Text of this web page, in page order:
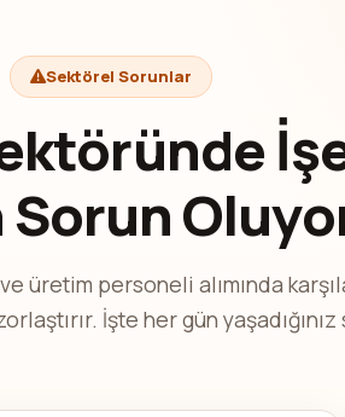
Sektörel Sorunlar
Sorun
üretim personeli alımında
İşte her gün